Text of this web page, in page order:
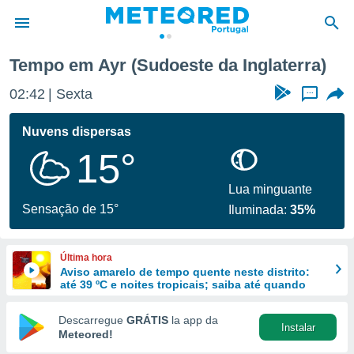
da
foi
fornecidas
a este
das
e
forma
digital
Tempo em Ayr (Sudoeste da Inglaterra)
02:42 Sexta ...
Nuvens dispersas
15°
Sensação de 15°
Lua minguante
Iluminada:35%
Última hora
Aviso amarelo de tempo quente neste distrito:
até 39 ºC e noites tropicais; saiba até quando
Descarregue GRÁTIS la app da
Meteored!
Instalar